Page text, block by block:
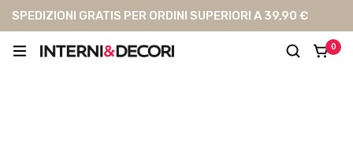
SPEDIZIONI GRATIS PER ORDINI SUPERIORI A 39,90 €
0